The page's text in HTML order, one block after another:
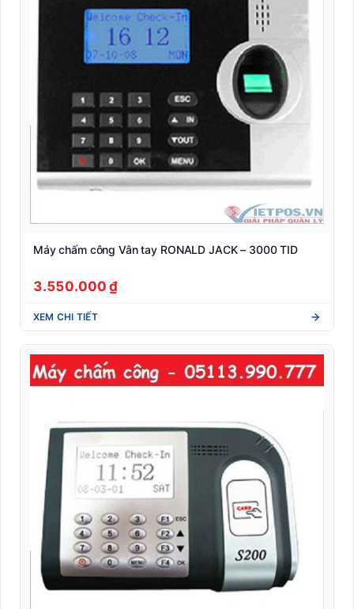
Máy chấm công Vân tay RONALD JACK – 3000 TID
3.550.000 ₫
XEM CHI TIẾT